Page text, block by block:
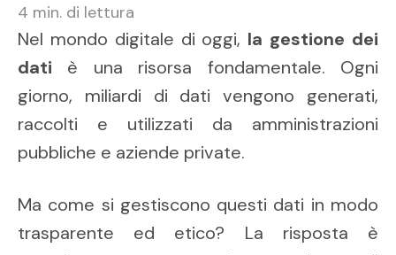
4 min. di lettura
Nel mondo digitale di oggi, la gestione dei
dati è una risorsa fondamentale. Ogni
giorno, miliardi di dati vengono generati,
raccolti e utilizzati da amministrazioni
pubbliche e aziende private.
Ma come si gestiscono questi dati in modo
trasparente ed etico? La risposta è